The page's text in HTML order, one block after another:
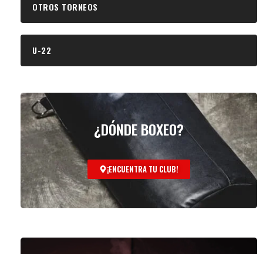
OTROS TORNEOS
U-22
¿DÓNDE BOXEO?
¡ENCUENTRA TU CLUB!